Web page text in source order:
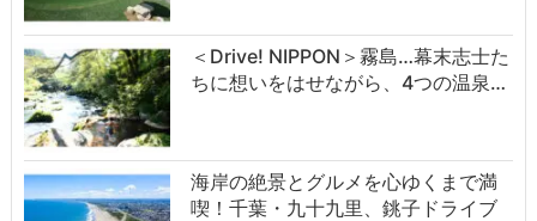
＜Drive! NIPPON＞霧島…幕末志士た
ちに想いをはせながら、4つの温泉…
海岸の絶景とグルメを心ゆくまで満
喫！千葉・九十九里、銚子ドライブ